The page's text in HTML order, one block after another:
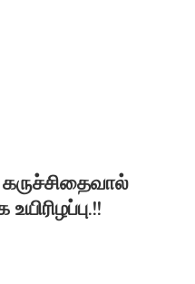
கருச்சிதைவால்